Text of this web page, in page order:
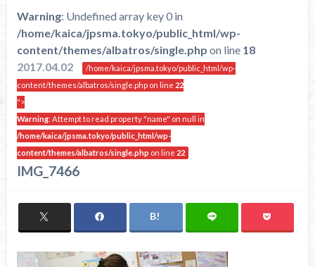
Warning: Undefined array key 0 in
/home/kaica/jpsma.tokyo/public_html/wp-
content/themes/albatros/single.php on line 18
2017.04.02
/home/kaica/jpsma.tokyo/public_html/wp-
content/themes/albatros/single.php on line 22
">
Warning: Attempt to read property "name" on null in
/home/kaica/jpsma.tokyo/public_html/wp-
content/themes/albatros/single.php on line 22
IMG_7466